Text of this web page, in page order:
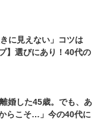
に見えない」コツは
】選びにあり！40代の
婚した45歳。でも、あ
らこそ…」今の40代に